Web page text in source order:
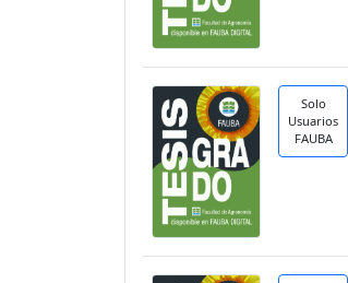
Solo
Usuarios
FAUBA